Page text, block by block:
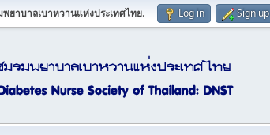
ยาบาลเบาหวานแห่งประเทศไทย. Log in Sign up